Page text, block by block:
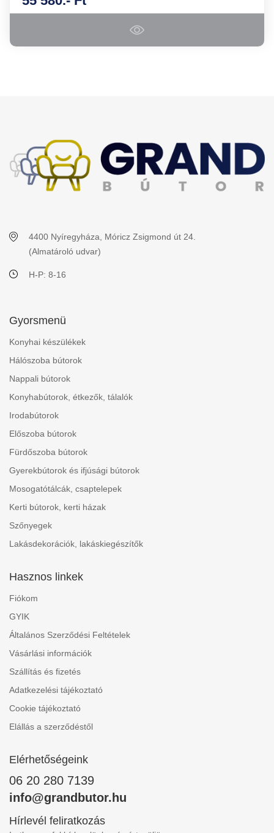
4400 Nyíregyháza, Móricz Zsigmond út 24.
(Almatároló udvar)
H-P: 8-16
Gyorsmenü
Konyhai készülékek
Hálószoba bútorok
Nappali bútorok
Konyhabútorok, étkezők, tálalók
Irodabútorok
Előszoba bútorok
Fürdőszoba bútorok
Gyerekbútorok és ifjúsági bútorok
Mosogatótálcák, csaptelepek
Kerti bútorok, kerti házak
Szőnyegek
Lakásdekorációk, lakáskiegészítők
Hasznos linkek
Fiókom
GYIK
Általános Szerződési Feltételek
Vásárlási információk
Szállítás és fizetés
Adatkezelési tájékoztató
Cookie tájékoztató
Elállás a szerződéstől
Elérhetőségeink
06 20 280 7139
info@grandbutor.hu
Hírlevél feliratkozás